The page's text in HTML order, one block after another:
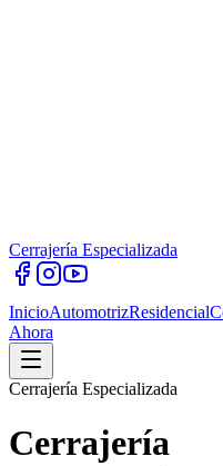
Cerrajería Especializada
InicioAutomotrizResidencial
Ahora